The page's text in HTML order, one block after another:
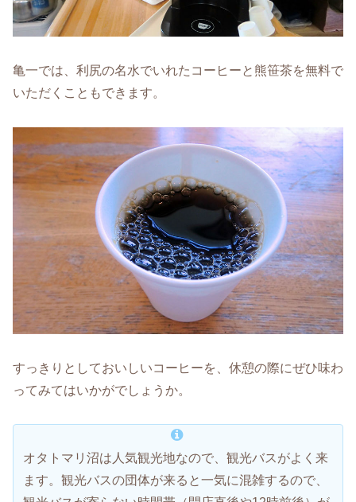
亀一では、利尻の名水でいれたコーヒーと熊笹茶を無料で
いただくこともできます。
すっきりとしておいしいコーヒーを、休憩の際にぜひ味わ
ってみてはいかがでしょうか。
オタトマリ沼は人気観光地なので、観光バスがよく来
ます。観光バスの団体が来ると一気に混雑するので、